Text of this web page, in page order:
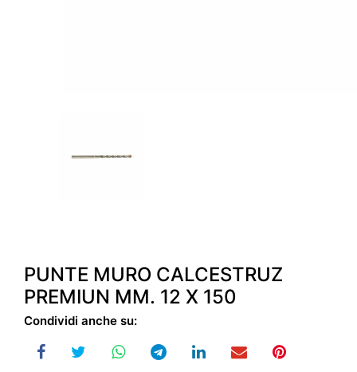
PUNTE MURO CALCESTRUZ
PREMIUN MM. 12 X 150
Condividi anche su: